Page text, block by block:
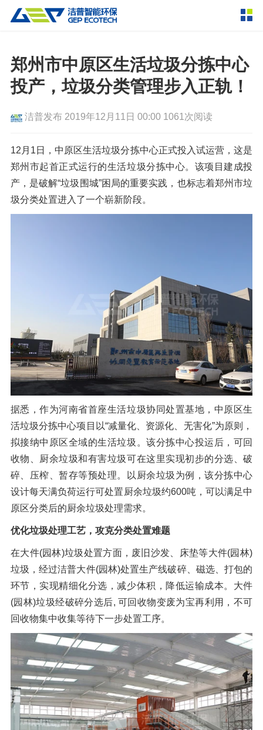
双轴撕碎机 单轴撕碎机
液压粗碎机
垃圾破袋机 移动式撕碎站
粉碎设备
环锤式粉碎机 鼓式粉碎机
轮胎钢丝分离机
破碎设备
反击式破碎机
挤压成型设备
磁选机 涡电流分选机
脉冲除尘器 轮胎抽丝机
解决方案
服务支持
新闻资讯
走进洁普
郑州市中原区生活垃圾分拣中心
投产，垃圾分类管理步入正轨！
洁普发布 2019年12月11日 00:00 1061次阅读
12月1日，中原区生活垃圾分拣中心正式投入试运营，这是
郑州市起首正式运行的生活垃圾分拣中心。该项目建成投
产，是破解“垃圾围城”困局的重要实践，也标志着郑州市垃
圾分类处置进入了一个崭新阶段。
据悉，作为河南省首座生活垃圾协同处置基地，中原区生
活垃圾分拣中心项目以“减量化、资源化、无害化”为原则，
拟接纳中原区全域的生活垃圾。该分拣中心投运后，可回
收物、厨余垃圾和有害垃圾可在这里实现初步的分选、破
碎、压榨、暂存等预处理。以厨余垃圾为例，该分拣中心
设计每天满负荷运行可处置厨余垃圾约600吨，可以满足中
原区分类后的厨余垃圾处理需求。
优化垃圾处理工艺，攻克分类处置难题
在大件(园林)垃圾处置方面，废旧沙发、床垫等大件(园林)
垃圾，经过洁普大件(园林)处置生产线破碎、磁选、打包的
环节，实现精细化分选，减少体积，降低运输成本。大件
(园林)垃圾经破碎分选后, 可回收物变废为宝再利用，不可
回收物集中收集等待下一步处置工序。